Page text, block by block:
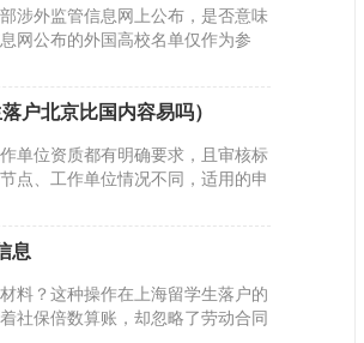
涉外监管信息网上公布，是否意味
网公布的外国高校名单仅作为参
户北京比国内容易吗）
单位资质都有明确要求，且审核标
点、工作单位情况不同，适用的申
息
料？这种操作在上海留学生落户的
社保倍数算账，却忽略了劳动合同